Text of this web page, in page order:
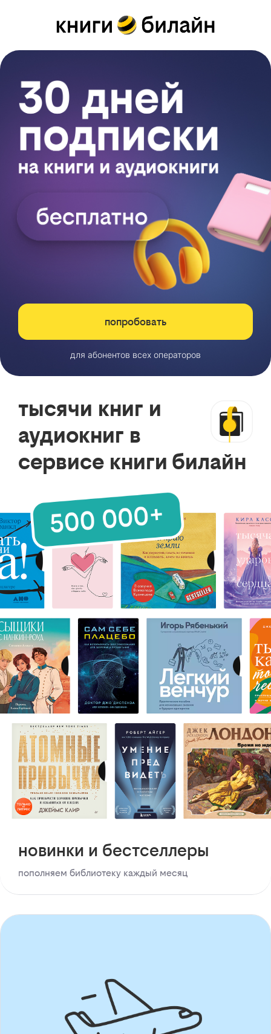
попробовать
для абонентов всех операторов
тысячи книг и
аудиокниг в
сервисе книги билайн
новинки и бестселлеры
пополняем библиотеку каждый месяц